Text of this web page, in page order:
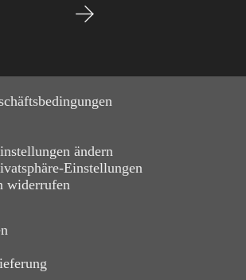
ändern
Einstellungen
widerrufen